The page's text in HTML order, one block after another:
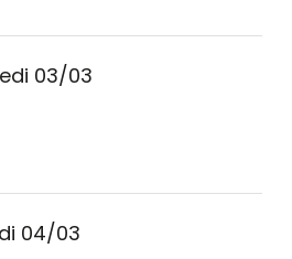
03/03
04/03